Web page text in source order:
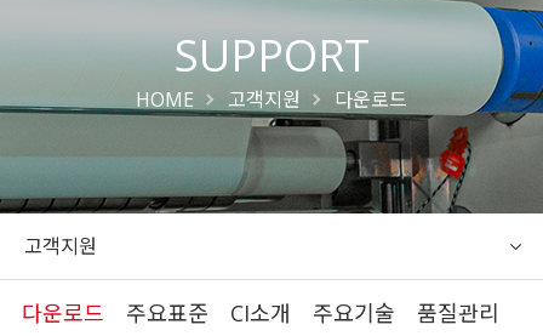
SUPPORT
HOME 고객지원 다운로드
고객지원
다운로드 주요표준 CI소개 주요기술 품질관리